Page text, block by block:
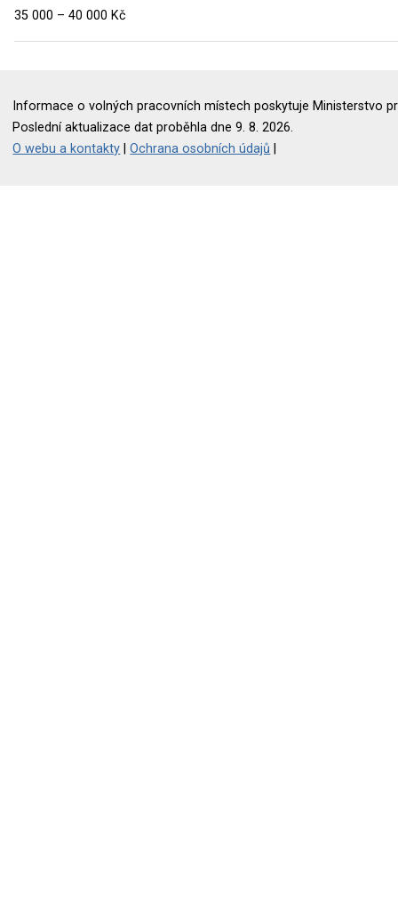
35 000 – 40 000 Kč
Informace o volných pracovních místech poskytuje Ministerstvo
Poslední aktualizace dat proběhla dne 9. 8. 2026.
O webu a kontakty |Ochrana osobních údajů